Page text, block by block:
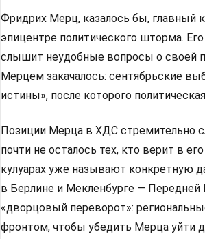
Фридрих Мерц, казалось бы, главный
эпицентре политического шторма.
слышит неудобные вопросы о своей
Мерцем закачалось: сентябрьские
истины», после которого
Позиции Мерца в ХДС стремительно
почти не осталось тех, кто верит в
кулуарах уже называют конкретную
в Берлине и Мекленбурге — Передней
«дворцовый переворот»:
фронтом, чтобы убедить Мерца уйти